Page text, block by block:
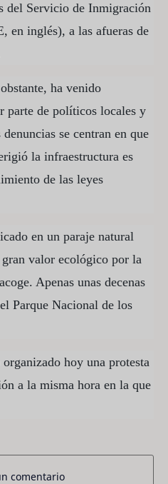
del Servicio de Inmigración
en inglés), a las afueras de
ha venido
parte de políticos locales y
se centran en que
la infraestructura es
de las leyes
en un paraje natural
valor ecológico por la
Apenas unas decenas
Parque Nacional de los
hoy una protesta
a la misma hora en la que
comentario